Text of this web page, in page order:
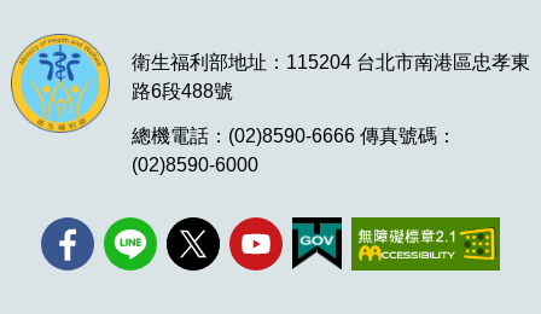
衛生福利部地址：115204 台北市南港區忠孝東
路6段488號
總機電話：(02)8590-6666 傳真號碼：
(02)8590-6000